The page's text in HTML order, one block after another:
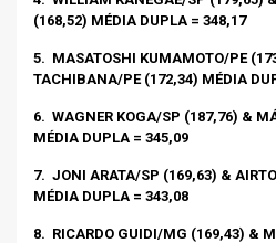
(168,52) MÉDIA DUPLA = 348,17
5. MASATOSHI KUMAMOTO/PE
TACHIBANA/PE (172,34) MÉDIA
6. WAGNER KOGA/SP (187,76) &
MÉDIA DUPLA = 345,09
7. JONI ARATA/SP (169,63) &
MÉDIA DUPLA = 343,08
8. RICARDO GUIDI/MG (169,43) &